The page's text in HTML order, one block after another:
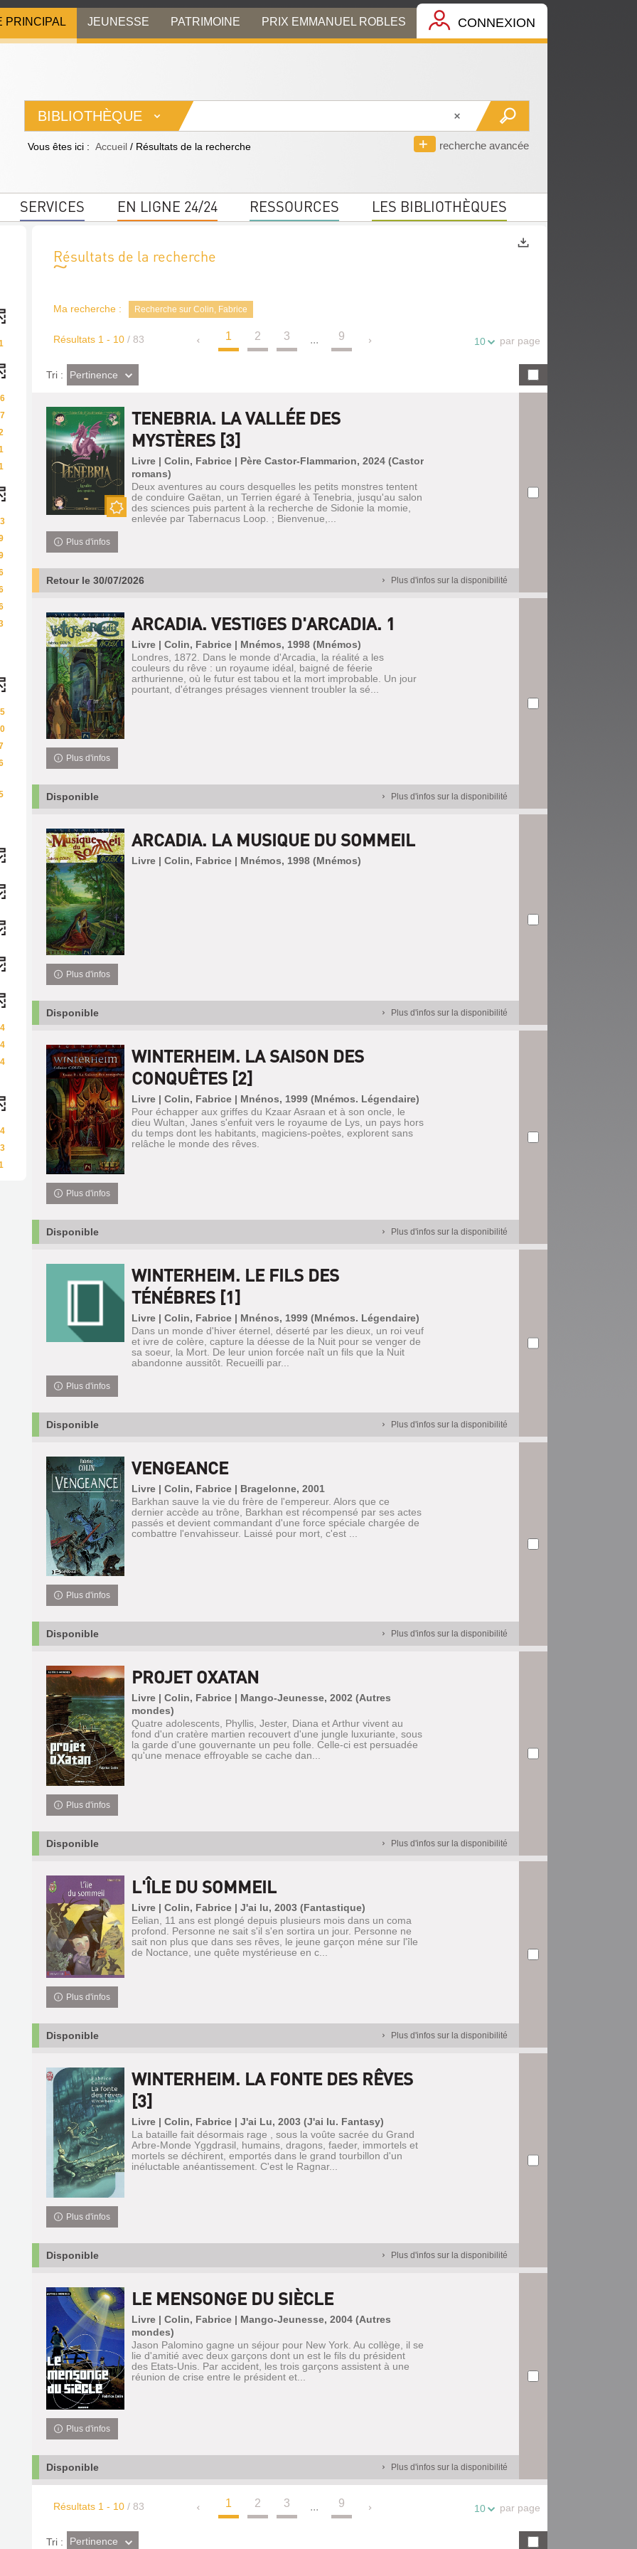
PRINCIPAL JEUNESSE PATRIMOINE PRIX EMMANUEL ROBLES CONNEXION
BIBLIOTHÈQUE
recherche avancée
Vous êtes ici : Accueil / Résultats de la recherche
SERVICES EN LIGNE 24/24 RESSOURCES LES BIBLIOTHÈQUES
Résultats de la recherche
Ma recherche : Recherche sur Colin, Fabrice
Résultats 1 - 10 / 83 1 2 3 ... 9 10 par page
Tri :(Effet
imédiat)
Pertinence
TENEBRIA. LA VALLÉE DES
MYSTÈRES [3]
Livre | Colin, Fabrice | Père Castor-Flammarion, 2024 (Castor
romans)
Deux aventures au cours desquelles les petits monstres tentent
de conduire Gaëtan, un Terrien égaré à Tenebria, jusqu'au salon
des sciences puis partent à la recherche de Sidonie la momie,
enlevée par Tabernacus Loop. ; Bienvenue,...
Plus d'infos
Retour le 30/07/2026 Plus d'infos sur la disponibilité
ARCADIA. VESTIGES D'ARCADIA. 1
Livre | Colin, Fabrice | Mnémos, 1998 (Mnémos)
Londres, 1872. Dans le monde d'Arcadia, la réalité a les
couleurs du rêve : un royaume idéal, baigné de féerie
arthurienne, où le futur est tabou et la mort improbable. Un jour
pourtant, d'étranges présages viennent troubler la sé...
Plus d'infos
Disponible Plus d'infos sur la disponibilité
ARCADIA. LA MUSIQUE DU SOMMEIL
Livre | Colin, Fabrice | Mnémos, 1998 (Mnémos)
Plus d'infos
Disponible Plus d'infos sur la disponibilité
WINTERHEIM. LA SAISON DES
CONQUÊTES [2]
Livre | Colin, Fabrice | Mnénos, 1999 (Mnémos. Légendaire)
Pour échapper aux griffes du Kzaar Asraan et à son oncle, le
dieu Wultan, Janes s'enfuit vers le royaume de Lys, un pays hors
du temps dont les habitants, magiciens-poètes, explorent sans
relâche le monde des rêves.
Plus d'infos
Disponible Plus d'infos sur la disponibilité
WINTERHEIM. LE FILS DES
TÉNÉBRES [1]
Livre | Colin, Fabrice | Mnénos, 1999 (Mnémos. Légendaire)
Dans un monde d'hiver éternel, déserté par les dieux, un roi veuf
et ivre de colère, capture la déesse de la Nuit pour se venger de
sa soeur, la Mort. De leur union forcée naît un fils que la Nuit
abandonne aussitôt. Recueilli par...
Plus d'infos
Disponible Plus d'infos sur la disponibilité
VENGEANCE
Livre | Colin, Fabrice | Bragelonne, 2001
Barkhan sauve la vie du frère de l'empereur. Alors que ce
dernier accède au trône, Barkhan est récompensé par ses actes
passés et devient commandant d'une force spéciale chargée de
combattre l'envahisseur. Laissé pour mort, c'est ...
Plus d'infos
Disponible Plus d'infos sur la disponibilité
PROJET OXATAN
Livre | Colin, Fabrice | Mango-Jeunesse, 2002 (Autres
mondes)
Quatre adolescents, Phyllis, Jester, Diana et Arthur vivent au
fond d'un cratère martien recouvert d'une jungle luxuriante, sous
la garde d'une gouvernante un peu folle. Celle-ci est persuadée
qu'une menace effroyable se cache dan...
Plus d'infos
Disponible Plus d'infos sur la disponibilité
L'ÎLE DU SOMMEIL
Livre | Colin, Fabrice | J'ai lu, 2003 (Fantastique)
Eelian, 11 ans est plongé depuis plusieurs mois dans un coma
profond. Personne ne sait s'il s'en sortira un jour. Personne ne
sait non plus que dans ses rêves, le jeune garçon méne sur l'île
de Noctance, une quête mystérieuse en c...
Plus d'infos
Disponible Plus d'infos sur la disponibilité
WINTERHEIM. LA FONTE DES RÊVES
[3]
Livre | Colin, Fabrice | J'ai Lu, 2003 (J'ai lu. Fantasy)
La bataille fait désormais rage , sous la voûte sacrée du Grand
Arbre-Monde Yggdrasil, humains, dragons, faeder, immortels et
mortels se déchirent, emportés dans le grand tourbillon d'un
inéluctable anéantissement. C'est le Ragnar...
Plus d'infos
Disponible Plus d'infos sur la disponibilité
LE MENSONGE DU SIÈCLE
Livre | Colin, Fabrice | Mango-Jeunesse, 2004 (Autres
mondes)
Jason Palomino gagne un séjour pour New York. Au collège, il se
lie d'amitié avec deux garçons dont un est le fils du président
des Etats-Unis. Par accident, les trois garçons assistent à une
réunion de crise entre le président et...
Plus d'infos
Disponible Plus d'infos sur la disponibilité
Résultats 1 - 10 / 83 1 2 3 ... 9 10 par page
Tri :(Effet
Pertinence